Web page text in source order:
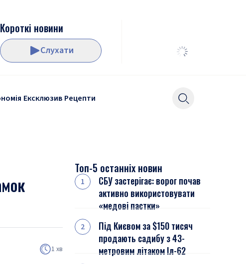
Короткі новини
Слухати
Ексклюзив Рецепти
1 хв
Топ-5 останніх новин
СБУ застерігає: ворог почав
активно використовувати
«медові пастки»
Під Києвом за $150 тисяч
продають садибу з 43-
метровим літаком Іл-62